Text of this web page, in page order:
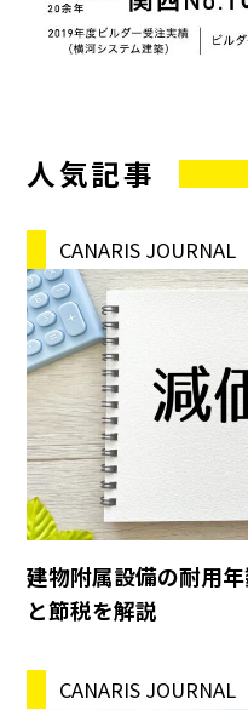
人気記事
CANARIS JOURNAL
建物附属設備の耐用
と節税を解説
CANARIS JOURNAL